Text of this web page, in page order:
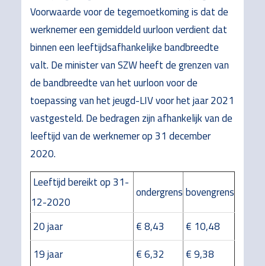
Voorwaarde voor de tegemoetkoming is dat de
werknemer een gemiddeld uurloon verdient dat
binnen een leeftijdsafhankelijke bandbreedte
valt. De minister van SZW heeft de grenzen van
de bandbreedte van het uurloon voor de
toepassing van het jeugd-LIV voor het jaar 2021
vastgesteld. De bedragen zijn afhankelijk van de
leeftijd van de werknemer op 31 december
2020.
Leeftijd bereikt op 31-
12-2020
ondergrens bovengrens
20 jaar € 8,43
€ 10,48
19 jaar
€ 6,32
€ 9,38